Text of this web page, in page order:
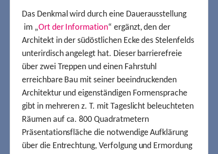
Das Denkmal wird durch eine Dauerausstellung
im „Ort der Information“ ergänzt, den der
Architekt in der südöstlichen Ecke des Stelenfelds
unterirdisch angelegt hat. Dieser barrierefreie
über zwei Treppen und einen Fahrstuhl
erreichbare Bau mit seiner beeindruckenden
Architektur und eigenständigen Formensprache
gibt in mehreren z. T. mit Tageslicht beleuchteten
Räumen auf ca. 800 Quadratmetern
Präsentationsfläche die notwendige Aufklärung
über die Entrechtung, Verfolgung und Ermordung